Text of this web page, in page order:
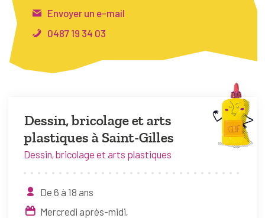
Dessin, bricolage et arts
plastiques à Saint-Gilles
Dessin, bricolage et arts plastiques
De 6 à 18 ans
Mercredi après-midi
Envoyer un e-mail
0487 19 34 03